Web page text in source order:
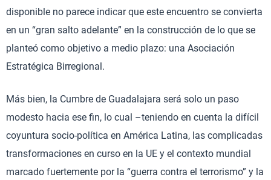
disponible no parece indicar que este encuentro se convierta
en un “gran salto adelante” en la construcción de lo que se
planteó como objetivo a medio plazo: una Asociación
Estratégica Birregional.
Más bien, la Cumbre de Guadalajara será solo un paso
modesto hacia ese fin, lo cual –teniendo en cuenta la difícil
coyuntura socio-política en América Latina, las complicadas
transformaciones en curso en la UE y el contexto mundial
marcado fuertemente por la “guerra contra el terrorismo” y la